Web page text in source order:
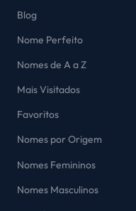
Blog
Nome Perfeito
Nomes de A a Z
Mais Visitados
Favoritos
Nomes por Origem
Nomes Femininos
Nomes Masculinos